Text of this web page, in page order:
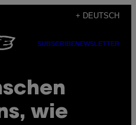
+ DEUTSCH
SUBSCRIBENEWSLETTER
wie